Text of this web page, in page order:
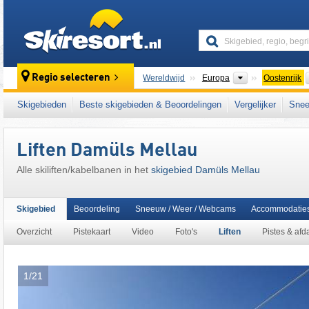
Regio selecteren Wereldwijd Europa Continenten
Oostenrijk
Dit skigebied ligt ook in: Bregenzer
het westen van Oostenrijk
Oostenrijkse Alpen
Skigebieden Beste skigebieden & Beoordelingen Vergelijker
Liften Damüls Mellau
Alle skiliften/kabelbanen in het skigebied Damüls Mellau
Skigebied
Overzicht Pistekaart Video Foto's Liften Pistes &
Beoordeling Sneeuw / Weer / Webcams
1/21